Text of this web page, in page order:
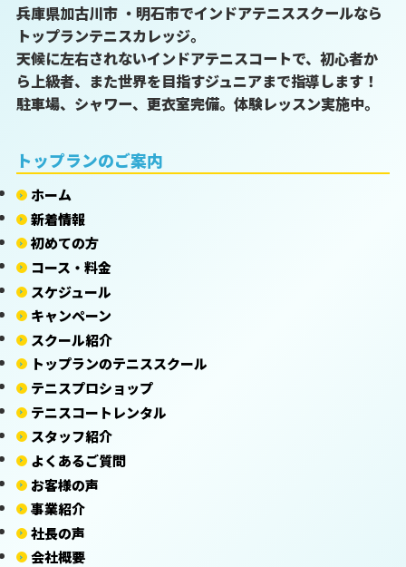
兵庫県加古川市 ・明石市でインドアテニススクールなら
トップランテニスカレッジ。
天候に左右されないインドアテニスコートで、初心者か
ら上級者、また世界を目指すジュニアまで指導します！
駐車場、シャワー、更衣室完備。体験レッスン実施中。
トップランのご案内
ホーム
新着情報
初めての方
コース・料金
スケジュール
キャンペーン
スクール紹介
トップランのテニススクール
テニスプロショップ
テニスコートレンタル
スタッフ紹介
よくあるご質問
お客様の声
事業紹介
社長の声
会社概要